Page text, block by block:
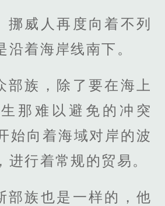
挪威人再度向着不列
沿着海岸线南下。
部族，除了要在海上
那难以避免的冲突
始向着海域对岸的波
进行着常规的贸易。
部族也是一样的，他